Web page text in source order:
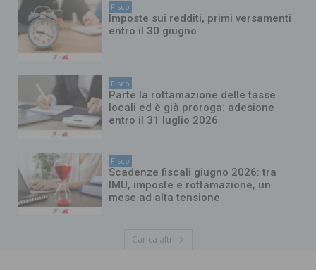
Fisco
Imposte sui redditi, primi versamenti
entro il 30 giugno
Fisco
Parte la rottamazione delle tasse
locali ed è già proroga: adesione
entro il 31 luglio 2026
Fisco
Scadenze fiscali giugno 2026: tra
IMU, imposte e rottamazione, un
mese ad alta tensione
Carica altri